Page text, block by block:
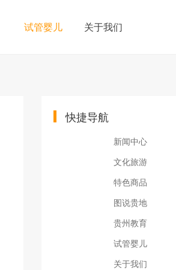
试管婴儿 关于我们
快捷导航
新闻中心
文化旅游
特色商品
图说贵地
贵州教育
试管婴儿
关于我们